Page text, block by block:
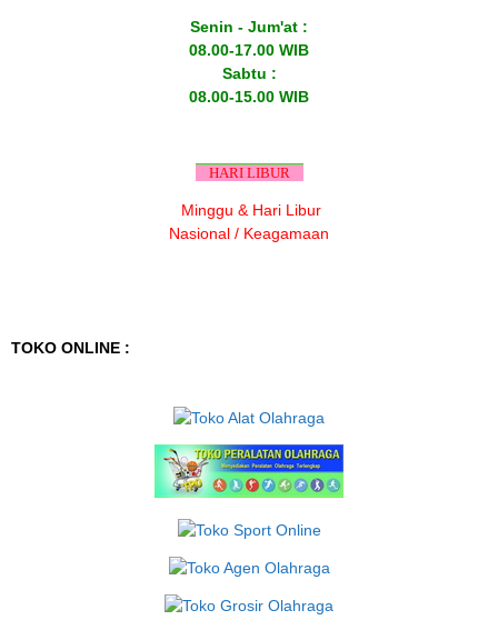
Senin - Jum'at :
08.00-17.00 WIB
Sabtu :
08.00-15.00 WIB
HARI LIBUR
Minggu & Hari Libur
Nasional / Keagamaan
TOKO ONLINE :